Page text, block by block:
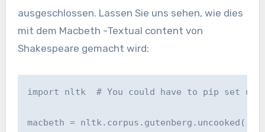
ausgeschlossen. Lassen Sie uns sehen, wie dies
mit dem Macbeth -Textual content von
Shakespeare gemacht wird:
import nltk  # You could have to pip set up
macbeth =